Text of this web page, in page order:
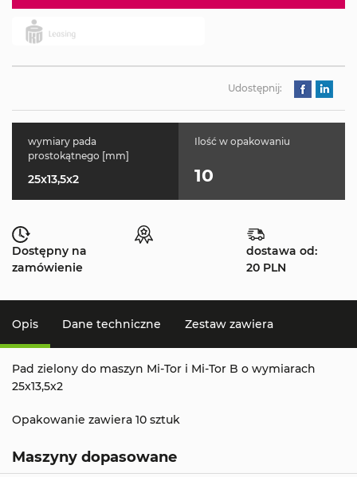
Udostępnij:
wymiary pada
prostokątnego [mm]
25x13,5x2
Ilość w opakowaniu
10
Dostępny na
zamówienie
dostawa od:
20 PLN
Opis Dane techniczne Zestaw zawiera
Pad zielony do maszyn Mi-Tor i Mi-Tor B o wymiarach
25x13,5x2
Opakowanie zawiera 10 sztuk
Maszyny dopasowane